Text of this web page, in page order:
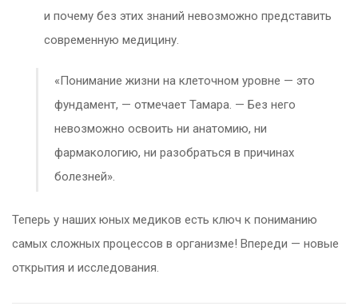
и почему без этих знаний невозможно представить
современную медицину.
«Понимание жизни на клеточном уровне — это
фундамент, — отмечает Тамара. — Без него
невозможно освоить ни анатомию, ни
фармакологию, ни разобраться в причинах
болезней».
Теперь у наших юных медиков есть ключ к пониманию
самых сложных процессов в организме! Впереди — новые
открытия и исследования.